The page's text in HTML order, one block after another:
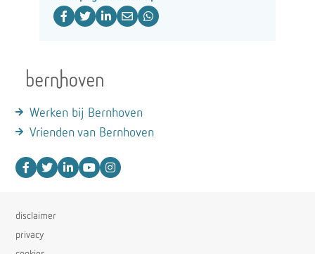
Werken bij Bernhoven
Vrienden van Bernhoven
disclaimer
privacy